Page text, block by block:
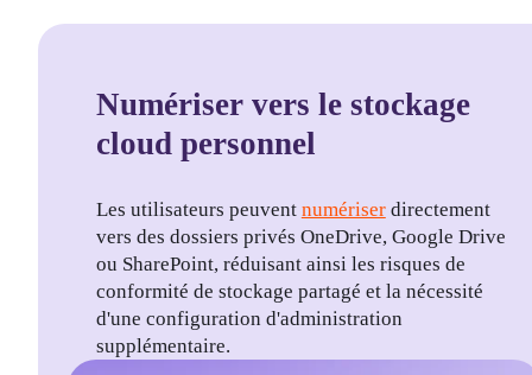
Numériser vers le stockage
cloud personnel
Les utilisateurs peuvent numériser directement
vers des dossiers privés OneDrive, Google Drive
ou SharePoint, réduisant ainsi les risques de
conformité de stockage partagé et la nécessité
d'une configuration d'administration
supplémentaire.